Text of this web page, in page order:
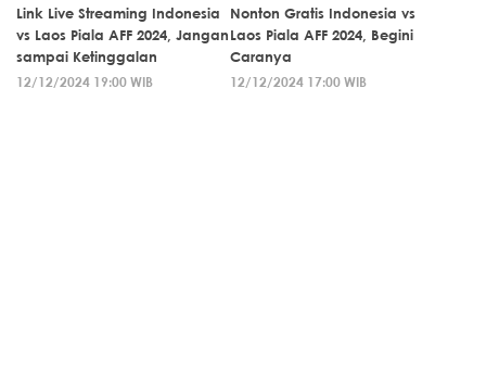
Link Live Streaming Indonesia
vs Laos Piala AFF 2024, Jangan
sampai Ketinggalan
12/12/2024 19:00 WIB
Nonton Gratis Indonesia vs
Laos Piala AFF 2024, Begini
Caranya
12/12/2024 17:00 WIB